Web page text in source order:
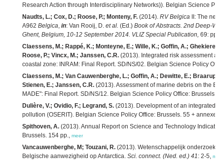
Research Action through Interdisciplinary Networks)). Belgian Science
Naudts, L.; Cox, D.; Roose, P.; Monteny, F. (2014). RV Belgica II: The
A962 Belgica, in: Van Rooij, D. et al. (Ed.) Book of Abstracts. 2nd Deep-
Ghent, Belgium, 10-12 September 2014. VLIZ Special Publication, 69: pp.
Claessens, M.; Rappé, K.; Monteyne, E.; Wille, K.; Goffin, A.; Ghekiere,
Roose, P.; Vincx, M.; Janssen, C.R. (2013). Integrated risk assessment
coastal zone: INRAM: Final Report. SD/NS/02. Belgian Science Policy
Claessens, M.; Van Cauwenberghe, L.; Goffin, A.; Dewitte, E.; Braarup
Stienen, E.; Janssen, C.R. (2013). Assessment of marine debris on the
MADE": Final Report. SD/NS/12. Belgian Science Policy Office: Brussels.
Dulière, V.; Ovidio, F.; Legrand, S. (2013). Development of an integrated
pollution (OSERIT). Belgian Science Policy Office: Brussels. 55 +
Spithoven, A. (2013). Annual Report on Science and Technology
Brussels. 154 pp., meer
Vancauwenberghe, M; Touzani, R. (2013). Wetenschappelijk onderzoek,
Belgische aanwezigheid op Antarctica. Sci. connect. (Ned. ed.) 41: 2-5,